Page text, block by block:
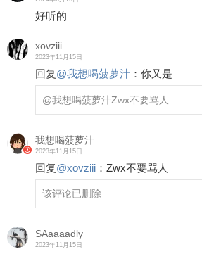
好听的
xovziii
2023年11月15日
回复@我想喝菠萝汁 ： 你又是
@我想喝菠萝汁Zwx不要骂人
我想喝菠萝汁
2023年11月15日
回复@xovziii ： Zwx不要骂人
该评论已删除
SAaaaadly
2023年11月15日